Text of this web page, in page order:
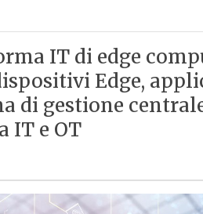
IT di edge
Edge,
di gestione
IT e OT